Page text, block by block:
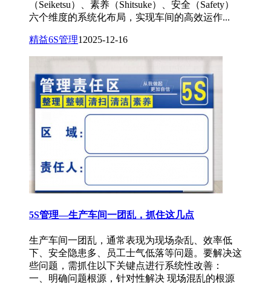
（Seiketsu）、素养（Shitsuke）、安全（Safety）
六个维度的系统化布局，实现车间的高效运作...
精益6S管理1 2025-12-16
5S管理—生产车间一团乱，抓住这几点
生产车间一团乱，通常表现为现场杂乱、效率低
下、安全隐患多、员工士气低落等问题。要解决这
些问题，需抓住以下关键点进行系统性改善：
一、明确问题根源，针对性解决 现场混乱的根源